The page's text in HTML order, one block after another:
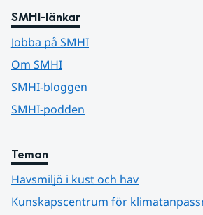
SMHI-länkar
Jobba på SMHI
Om SMHI
SMHI-bloggen
SMHI-podden
Teman
Havsmiljö i kust och hav
Kunskapscentrum för